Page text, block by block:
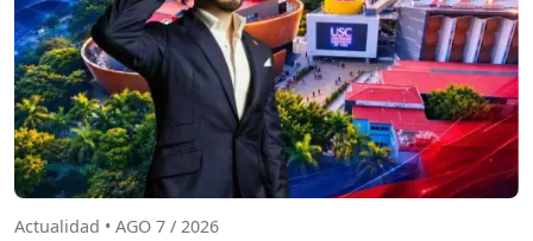
Actualidad • AGO 7 / 2026